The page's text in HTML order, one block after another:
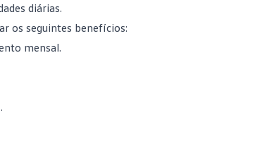
diárias.
os seguintes benefícios:
mensal.